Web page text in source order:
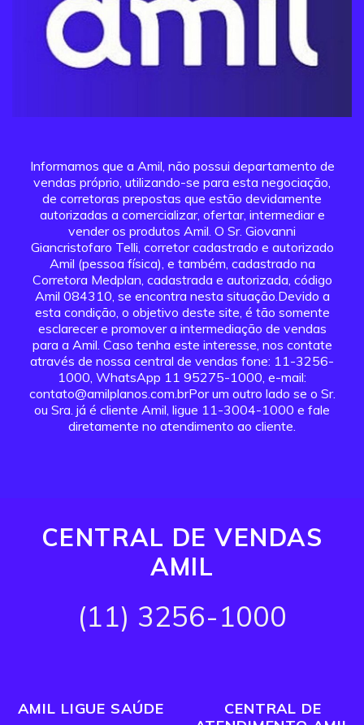
Informamos que a Amil, não possui departamento de
vendas próprio, utilizando-se para esta negociação,
de corretoras prepostas que estão devidamente
autorizadas a comercializar, ofertar, intermediar e
vender os produtos Amil. O Sr. Giovanni
Giancristofaro Telli, corretor cadastrado e autorizado
Amil (pessoa física), e também, cadastrado na
Corretora Medplan, cadastrada e autorizada, código
Amil 084310, se encontra nesta situação.Devido a
esta condição, o objetivo deste site, é tão somente
esclarecer e promover a intermediação de vendas
para a Amil. Caso tenha este interesse, nos contate
através de nossa central de vendas fone: 11-3256-
1000, WhatsApp 11 95275-1000, e-mail:
contato@amilplanos.com.brPor um outro lado se o Sr.
ou Sra. já é cliente Amil, ligue 11-3004-1000 e fale
diretamente no atendimento ao cliente.
CENTRAL DE VENDAS
AMIL
(11) 3256-1000
AMIL LIGUE SAÚDE
CENTRAL DE